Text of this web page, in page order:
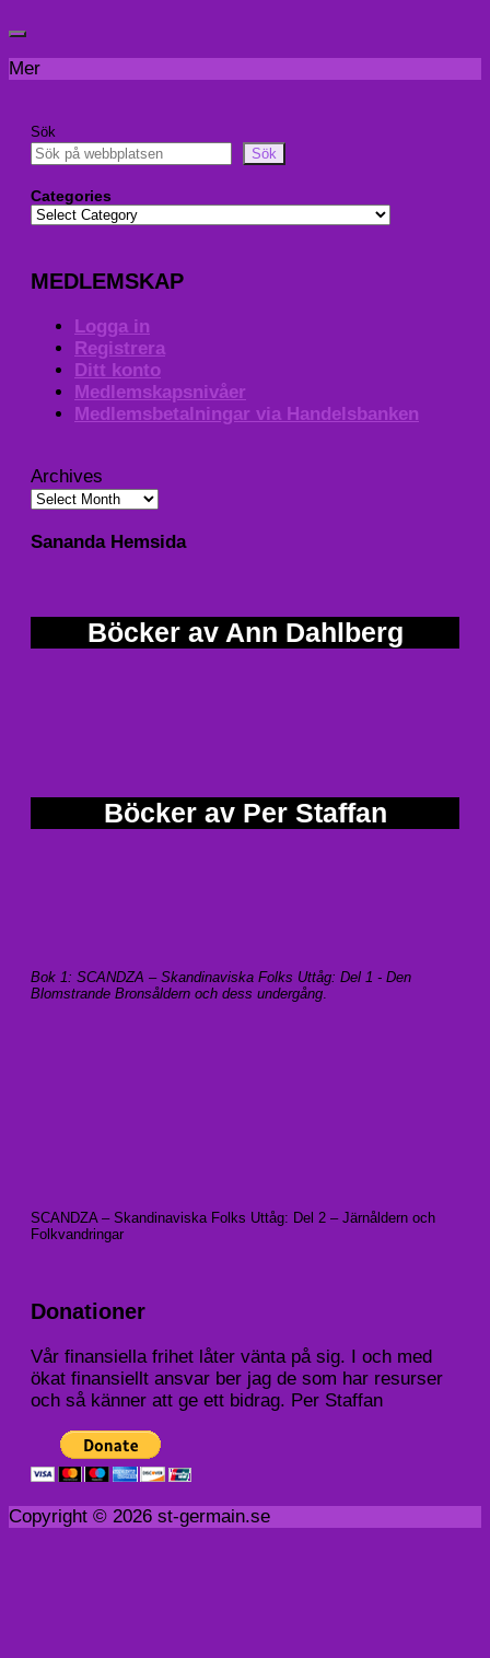
Mer
Sök
Sök
Categories
MEDLEMSKAP
Logga in
Registrera
Ditt konto
Medlemskapsnivåer
Medlemsbetalningar via Handelsbanken
Archives
Sananda Hemsida
Böcker av Ann Dahlberg
Böcker av Per Staffan
Bok 1: SCANDZA – Skandinaviska Folks Uttåg: Del 1 - Den
Blomstrande Bronsåldern och dess undergång
SCANDZA – Skandinaviska Folks Uttåg: Del 2 – Järnåldern och
Folkvandringar
Donationer
Vår finansiella frihet låter vänta på sig. I och med
ökat finansiellt ansvar ber jag de som har resurser
och så känner att ge ett bidrag. Per Staffan
Copyright © 2026 st-germain.se